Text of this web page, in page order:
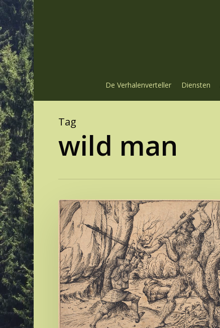
Skip
to
main
content
De Verhalenverteller Diensten
Tag
wild man
Het
verhaal
van
de
Wildeman